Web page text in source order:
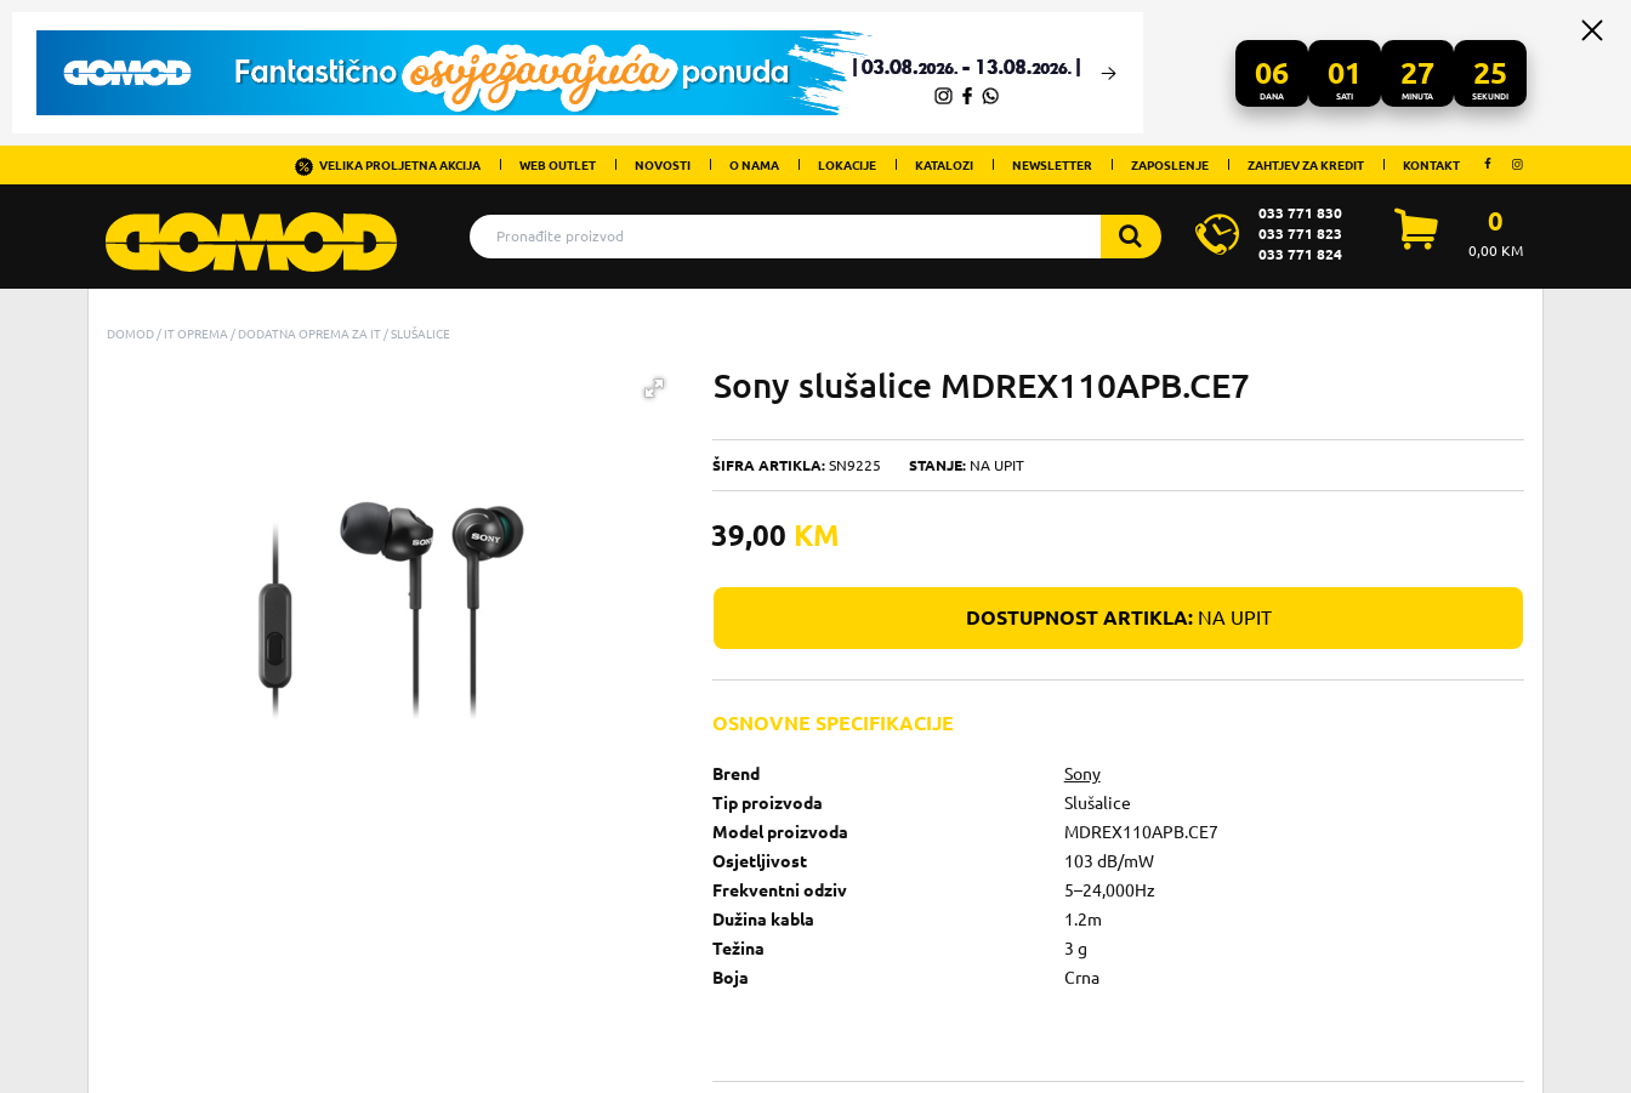
06
DANA
01
SATI
27
MINUTA
25
SEKUNDI
VELIKA PROLJETNA AKCIJA WEB OUTLET NOVOSTI O NAMA LOKACIJE KATALOZI NEWSLETTER ZAPOSLENJE ZAHTJEV ZA KREDIT KONTAKT
033 771 830
033 771 823
033 771 824
0
0,00KM
DOMOD IT OPREMA DODATNA OPREMA ZA IT SLUŠALICE
Sony slušalice MDREX110APB.CE7
ŠIFRA ARTIKLA: SN9225 STANJE: NA UPIT
39,00 KM
DOSTUPNOST ARTIKLA:NA UPIT
OSNOVNE SPECIFIKACIJE
Brend
Sony
Tip proizvoda
Slušalice
Model proizvoda
MDREX110APB.CE7
Osjetljivost
103 dB/mW
Frekventni odziv
5–24,000Hz
Dužina kabla
1.2m
Težina
3 g
Boja
Crna